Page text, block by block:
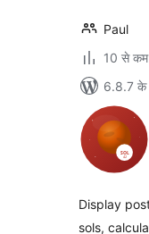
Paul
10 से कम
6.8.7 के
Display
sols,